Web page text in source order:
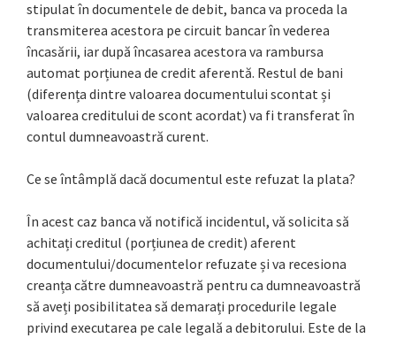
stipulat în documentele de debit, banca va proceda la
transmiterea acestora pe circuit bancar în vederea
încasării, iar după încasarea acestora va rambursa
automat porțiunea de credit aferentă. Restul de bani
(diferența dintre valoarea documentului scontat și
valoarea creditului de scont acordat) va fi transferat în
contul dumneavoastră curent.
Ce se întâmplă dacă documentul este refuzat la plata?
În acest caz banca vă notifică incidentul, vă solicita să
achitați creditul (porțiunea de credit) aferent
documentului/documentelor refuzate și va recesiona
creanța către dumneavoastră pentru ca dumneavoastră
să aveți posibilitatea să demarați procedurile legale
privind executarea pe cale legală a debitorului. Este de la